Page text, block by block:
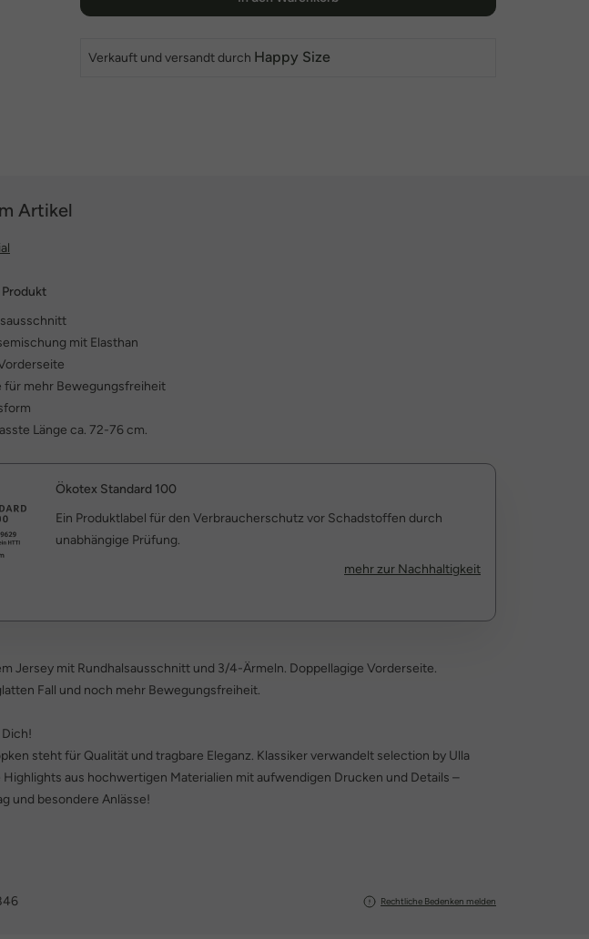
Verkauft und versandt durch Happy Size
Artikel
mit Elasthan
für mehr Bewegungsfreiheit
Länge ca. 72-76 cm.
Ökotex Standard 100
Ein Produktlabel für den Verbraucherschutz vor Schadstoffen durch
unabhängige Prüfung.
mehr zur Nachhaltigkeit
Jersey mit Rundhalsausschnitt und 3/4-Ärmeln. Doppellagige Vorderseite.
Fall und noch mehr Bewegungsfreiheit.
steht für Qualität und tragbare Eleganz. Klassiker verwandelt selection by Ulla
Highlights aus hochwertigen Materialien mit aufwendigen Drucken und Details –
und besondere Anlässe!
Rechtliche Bedenken melden